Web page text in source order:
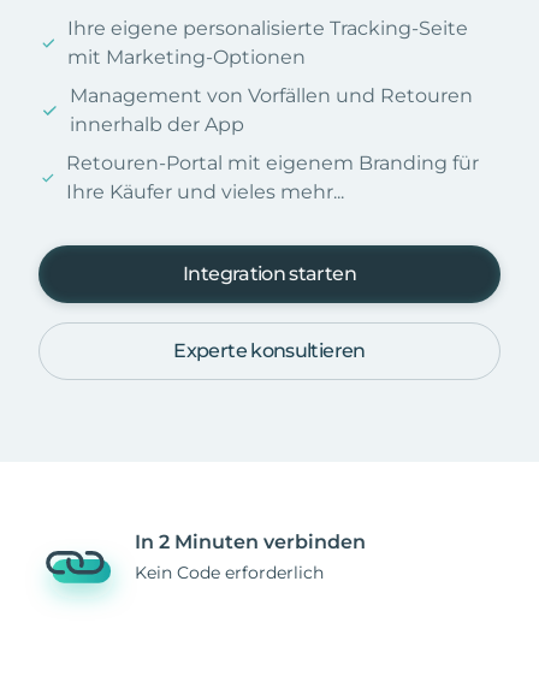
Ihre eigene personalisierte Tracking-Seite
mit Marketing-Optionen
Management von Vorfällen und Retouren
innerhalb der App
Retouren-Portal mit eigenem Branding für
Ihre Käufer und vieles mehr...
Integration starten
Experte konsultieren
In 2 Minuten verbinden
Kein Code erforderlich